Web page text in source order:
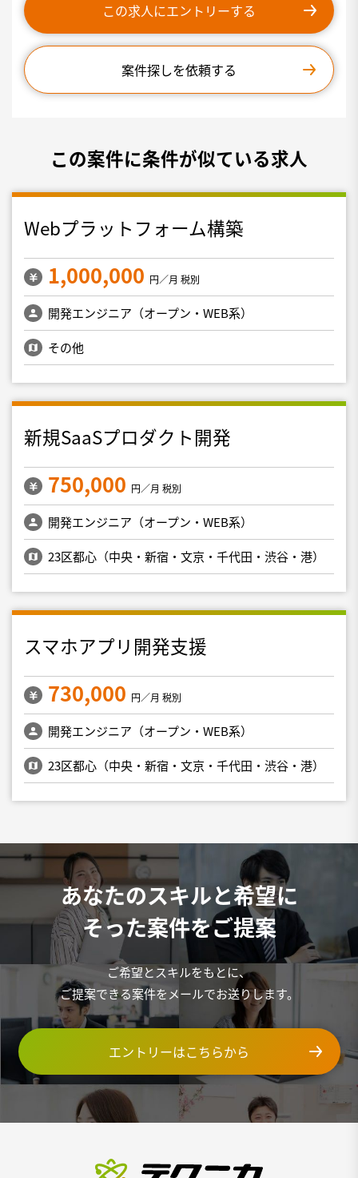
この求人にエントリーする
案件探しを依頼する
この案件に条件が似ている求人
Webプラットフォーム構築
1,000,000 円／月 税別
開発エンジニア（オープン・WEB系）
その他
新規SaaSプロダクト開発
750,000 円／月 税別
開発エンジニア（オープン・WEB系）
23区都心（中央・新宿・文京・千代田・渋谷・港）
スマホアプリ開発支援
730,000 円／月 税別
開発エンジニア（オープン・WEB系）
23区都心（中央・新宿・文京・千代田・渋谷・港）
あなたのスキルと希望に
そった案件をご提案
ご希望とスキルをもとに、
ご提案できる案件をメールでお送りします。
エントリーはこちらから